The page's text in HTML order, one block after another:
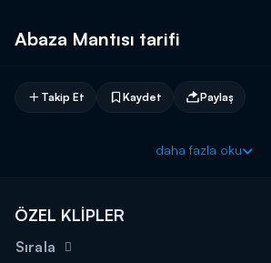
Abaza Mantısı tarifi
Takip Et Kaydet Paylaş
daha fazla oku
ÖZEL KLİPLER
Sırala